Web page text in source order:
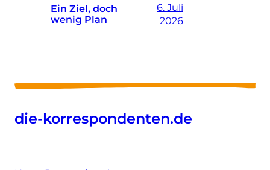
Ein Ziel, doch
wenig Plan
6. Juli
2026
die-korrespondenten.de